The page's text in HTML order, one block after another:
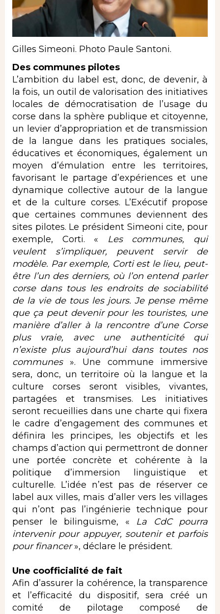
Gilles Simeoni. Photo Paule Santoni.
Des communes pilotes
L’ambition du label est, donc, de devenir, à
la fois, un outil de valorisation des initiatives
locales de démocratisation de l’usage du
corse dans la sphère publique et citoyenne,
un levier d’appropriation et de transmission
de la langue dans les pratiques sociales,
éducatives et économiques, également un
moyen d’émulation entre les territoires,
favorisant le partage d’expériences et une
dynamique collective autour de la langue
et de la culture corses. L’Exécutif propose
que certaines communes deviennent des
sites pilotes. Le président Simeoni cite, pour
exemple, Corti. « Les communes, qui
veulent s’impliquer, peuvent servir de
modèle. Par exemple, Corti est le lieu, peut-
être l’un des derniers, où l’on entend parler
corse dans tous les endroits de sociabilité
de la vie de tous les jours. Je pense même
que ça peut devenir pour les touristes, une
manière d’aller à la rencontre d’une Corse
plus vraie, avec une authenticité qui
n’existe plus aujourd’hui dans toutes nos
communes». Une commune immersive
sera, donc, un territoire où la langue et la
culture corses seront visibles, vivantes,
partagées et transmises. Les initiatives
seront recueillies dans une charte qui fixera
le cadre d’engagement des communes et
définira les principes, les objectifs et les
champs d’action qui permettront de donner
une portée concrète et cohérente à la
politique d’immersion linguistique et
culturelle. L’idée n’est pas de réserver ce
label aux villes, mais d’aller vers les villages
qui n’ont pas l’ingénierie technique pour
penser le bilinguisme, « La CdC pourra
intervenir pour appuyer, soutenir et parfois
pour financer», déclare le président.
Une coofficialité de fait
Afin d’assurer la cohérence, la transparence
et l’efficacité du dispositif, sera créé un
comité de pilotage composé de